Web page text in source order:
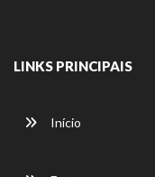
LINKS PRINCIPAIS
Início